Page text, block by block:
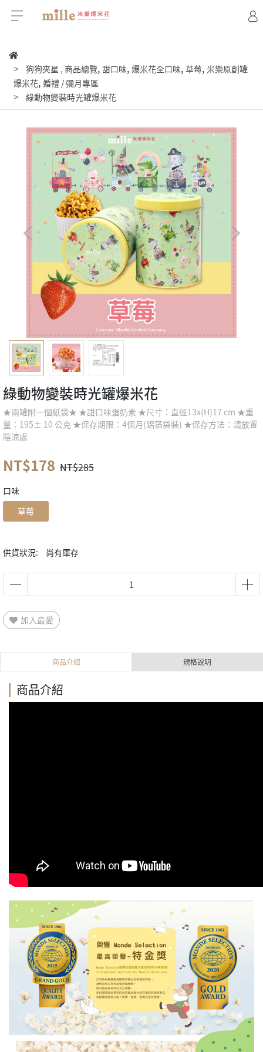
狗狗夾星 , 商品總覽, 甜口味, 爆米花全口味, 草莓, 米樂原創罐
爆米花, 婚禮 / 彌月專區
綠動物變裝時光罐爆米花
綠動物變裝時光罐爆米花
★兩罐附一個紙袋★ ★甜口味蛋奶素 ★尺寸：直徑13x(H)17 cm ★重
量：195± 10 公克 ★保存期限：4個月(鋁箔袋裝) ★保存方法：請放置
陰涼處
NT$178 NT$285
供貨狀況: 尚有庫存
口味
草莓
加入最愛
商品介紹 規格說明
商品介紹